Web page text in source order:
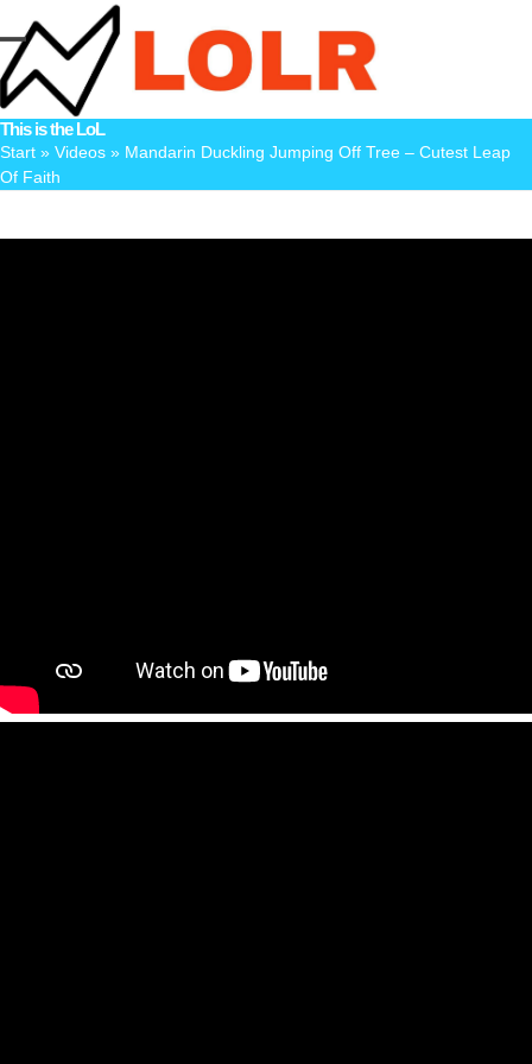
to
content
Open
mobile
menu
Close
mobile
menu
This is the LoL
Start » Videos » Mandarin Duckling Jumping Off Tree – Cutest Leap
Of Faith